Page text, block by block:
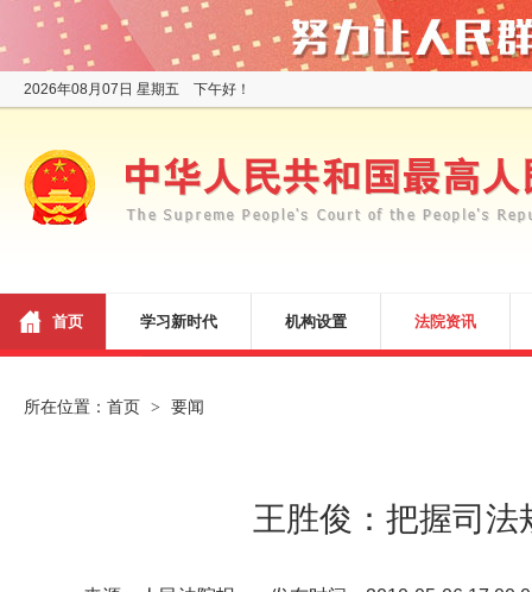
2026年08月07日 星期五 下午好！
首页 学习新时代 机构设置 法院资讯
所在位置： 首页 > 要闻
王胜俊：把握司